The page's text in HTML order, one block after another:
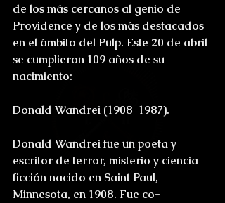
de los más cercanos al genio de
Providence y de los más destacados
en el ámbito del Pulp. Este 20 de abril
se cumplieron 109 años de su
nacimiento:
Donald Wandrei (1908-1987).
Donald Wandrei fue un poeta y
escritor de terror, misterio y ciencia
ficción nacido en Saint Paul,
Minnesota, en 1908. Fue co-